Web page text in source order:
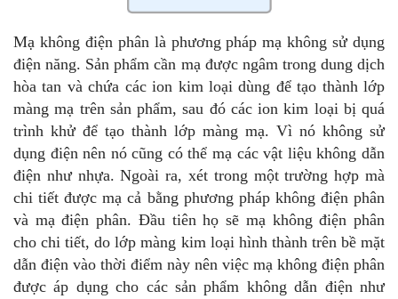
Mạ không điện phân là phương pháp mạ không sử dụng
điện năng. Sản phẩm cần mạ được ngâm trong dung dịch
hòa tan và chứa các ion kim loại dùng để tạo thành lớp
màng mạ trên sản phẩm, sau đó các ion kim loại bị quá
trình khử để tạo thành lớp màng mạ. Vì nó không sử
dụng điện nên nó cũng có thể mạ các vật liệu không dẫn
điện như nhựa. Ngoài ra, xét trong một trường hợp mà
chi tiết được mạ cả bằng phương pháp không điện phân
và mạ điện phân. Đầu tiên họ sẽ mạ không điện phân
cho chi tiết, do lớp màng kim loại hình thành trên bề mặt
dẫn điện vào thời điểm này nên việc mạ không điện phân
được áp dụng cho các sản phẩm không dẫn điện như